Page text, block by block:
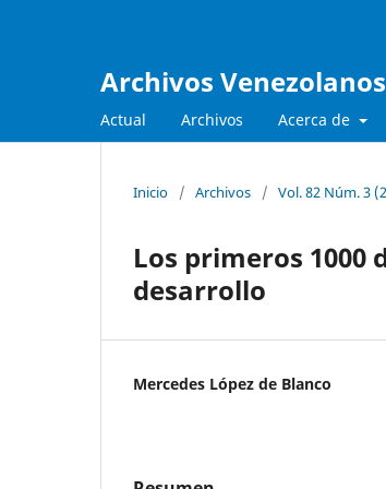
Archivos
Actual Archivos Acerca de
Inicio / Archivos / Vol. 82 Núm. 3
Los primeros 1000
desarrollo
Mercedes López de Blanco